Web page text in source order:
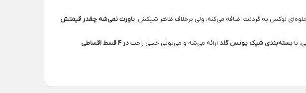
لوکس به گردنت اضافه می‌کنه، ولی برخلاف ظاهر شیکش، باورت نمی‌شه چقدر قیمتش
با بسته‌بندی شیک یونس گلد ارائه می‌شه و می‌تونی خیلی راحتدر ۴ قسط اقساطی